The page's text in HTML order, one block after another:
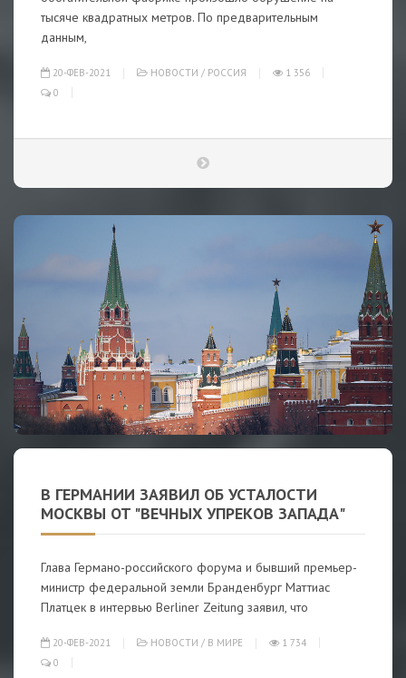
тысяче квадратных метров. По предварительным
данным,
20-ФЕВ-2021 НОВОСТИ / РОССИЯ
1 356
0
В ГЕРМАНИИ ЗАЯВИЛ ОБ УСТАЛОСТИ
МОСКВЫ ОТ "ВЕЧНЫХ УПРЕКОВ ЗАПАДА"
Глава Германо-российского форума и бывший премьер-
министр федеральной земли Бранденбург Маттиас
Платцек в интервью Berliner Zeitung заявил, что
20-ФЕВ-2021 НОВОСТИ / В МИРЕ
1 734
0